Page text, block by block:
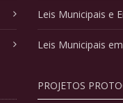
Leis Municipais e
Leis Municipais
PROJETOS